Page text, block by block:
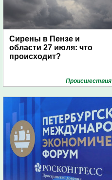
Сирены в Пензе и
области 27 июля: что
происходит?
Проиcшествия